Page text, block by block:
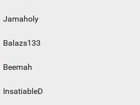
Jamaholy
Balazs133
Beemah
InsatiableD